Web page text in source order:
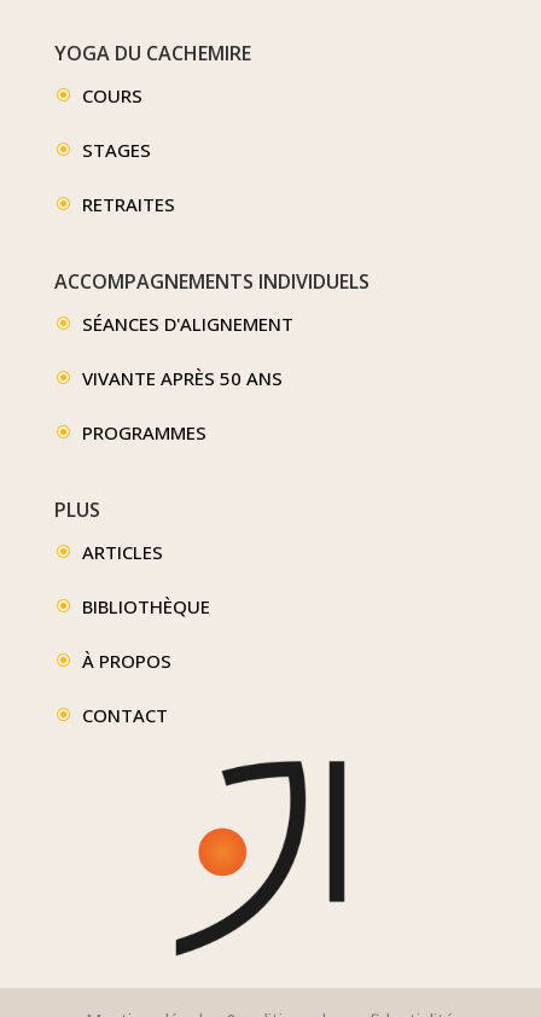
YOGA DU CACHEMIRE
\ COURS
\ STAGES
\ RETRAITES
ACCOMPAGNEMENTS INDIVIDUELS
\ SÉANCES D'ALIGNEMENT
\ VIVANTE APRÈS 50 ANS
\ PROGRAMMES
PLUS
\ ARTICLES
\ BIBLIOTHÈQUE
\ À PROPOS
\ CONTACT